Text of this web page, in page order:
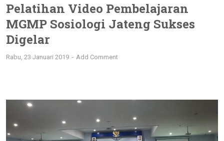
Pelatihan Video Pembelajaran
MGMP Sosiologi Jateng Sukses
Digelar
Rabu, 23 Januari 2019 Add Comment